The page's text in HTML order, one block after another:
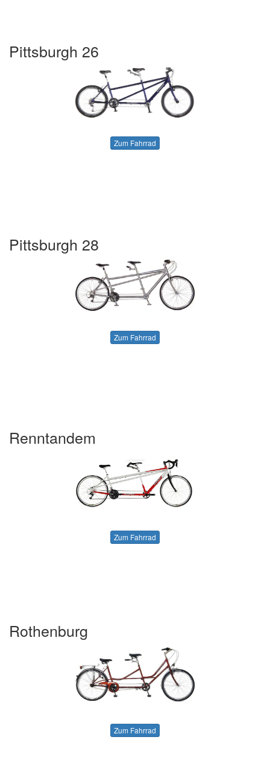
Pittsburgh 26
Zum Fahrrad
Pittsburgh 28
Zum Fahrrad
Renntandem
Zum Fahrrad
Rothenburg
Zum Fahrrad